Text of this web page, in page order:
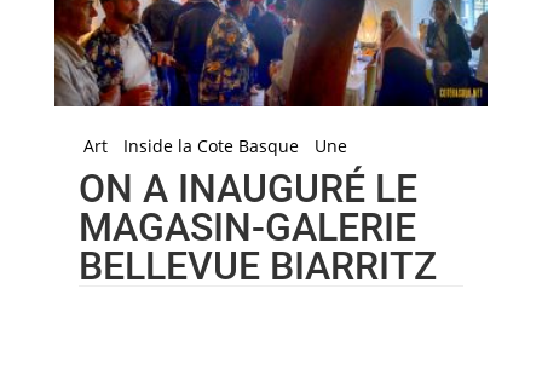
Art Inside la Cote Basque Une
ON A INAUGURÉ LE
MAGASIN-GALERIE
BELLEVUE BIARRITZ